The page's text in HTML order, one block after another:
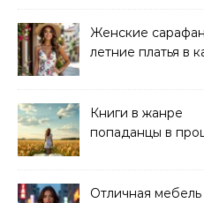
Женские
летние платья в
Книги в жанре
попаданцы в
Отличная мебель